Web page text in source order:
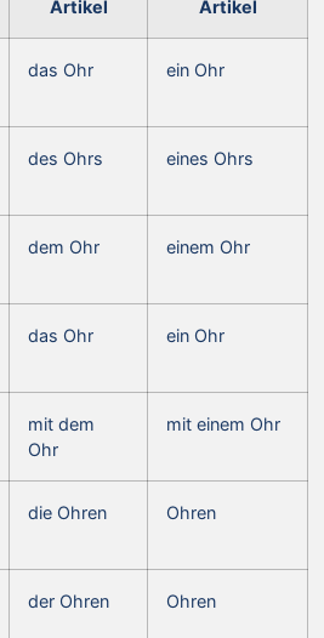
Artikel
Artikel
das Ohr ein Ohr
des Ohrs eines Ohrs
dem Ohr einem Ohr
das Ohr ein Ohr
mit dem
Ohr
mit einem Ohr
die Ohren Ohren
der Ohren Ohren